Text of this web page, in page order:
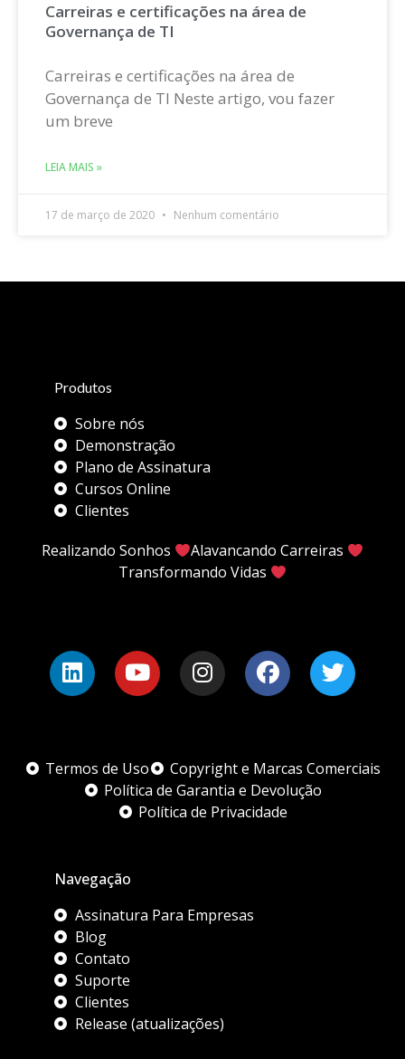
Carreiras e certificações na área de
Governança de TI
Carreiras e certificações na área de
Governança de TI Neste artigo, vou fazer
um breve
LEIA MAIS »
17 de março de 2020 Nenhum comentário
Produtos
Sobre nós
Demonstração
Plano de Assinatura
Cursos Online
Clientes
Realizando Sonhos
Alavancando Carreiras
Transformando Vidas
Termos de Uso
Copyright e Marcas Comerciais
Política de Garantia e Devolução
Política de Privacidade
Navegação
Assinatura Para Empresas
Blog
Contato
Suporte
Clientes
Release (atualizações)